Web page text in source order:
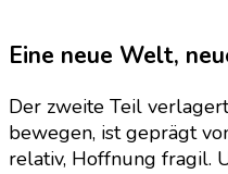
Eine neue Welt,
Der zweite Teil
bewegen, ist geprägt
relativ, Hoffnung fragil.